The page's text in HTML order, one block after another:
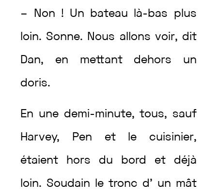
– Non ! Un bateau là-bas plus
loin. Sonne. Nous allons voir, dit
Dan, en mettant dehors un
doris.
En une demi-minute,tous, sauf
Harvey, Pen et le cuisinier,
étaient hors du bord et déjà
loin. Soudain letronc d’ un mât